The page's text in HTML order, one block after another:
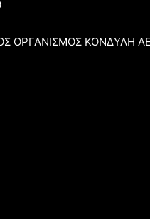
ΟΡΓΑΝΙΣΜΟΣ ΚΟΝΔΥΛΗ